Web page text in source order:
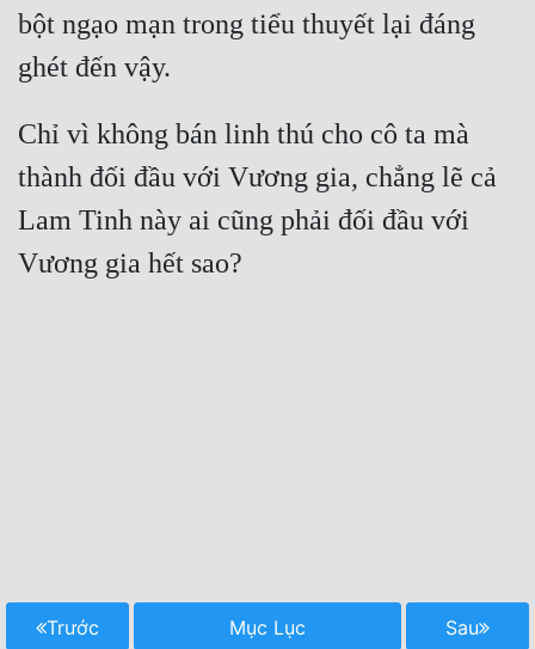
bột ngạo mạn trong tiểu thuyết lại đáng
Chỉ vì không bán linh thú cho cô ta mà
thành đối đầu với Vương gia, chẳng lẽ cả
Lam Tinh này ai cũng phải đối đầu với
Trước Mục Lục Sau